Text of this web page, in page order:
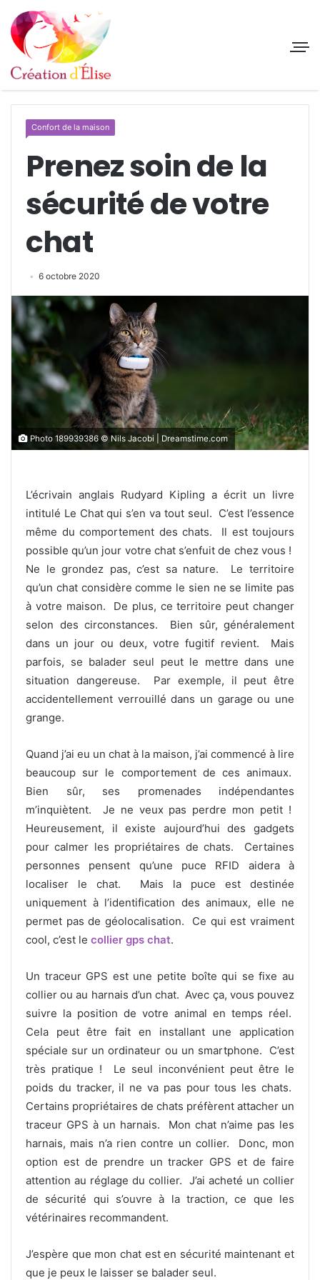
Confort de la maison
Prenez soin de la
sécurité de votre
chat
6 octobre 2020
Photo 189939386 © Nils Jacobi | Dreamstime.com
L’écrivain anglais Rudyard Kipling a écrit un livre
intitulé Le Chat qui s’en va tout seul. C’est l’essence
même du comportement des chats. Il est toujours
possible qu’un jour votre chat s’enfuit de chez vous !
Ne le grondez pas, c’est sa nature. Le territoire
qu’un chat considère comme le sien ne se limite pas
à votre maison. De plus, ce territoire peut changer
selon des circonstances. Bien sûr, généralement
dans un jour ou deux, votre fugitif revient. Mais
parfois, se balader seul peut le mettre dans une
situation dangereuse. Par exemple, il peut être
accidentellement verrouillé dans un garage ou une
grange.
Quand j’ai eu un chat à la maison, j’ai commencé à lire
beaucoup sur le comportement de ces animaux.
Bien sûr, ses promenades indépendantes
m’inquiètent. Je ne veux pas perdre mon petit !
Heureusement, il existe aujourd’hui des gadgets
pour calmer les propriétaires de chats. Certaines
personnes pensent qu’une puce RFID aidera à
localiser le chat. Mais la puce est destinée
uniquement à l’identification des animaux, elle ne
permet pas de géolocalisation. Ce qui est vraiment
cool, c’est le collier gps chat.
Un traceur GPS est une petite boîte qui se fixe au
collier ou au harnais d’un chat. Avec ça, vous pouvez
suivre la position de votre animal en temps réel.
Cela peut être fait en installant une application
spéciale sur un ordinateur ou un smartphone. C’est
très pratique ! Le seul inconvénient peut être le
poids du tracker, il ne va pas pour tous les chats.
Certains propriétaires de chats préfèrent attacher un
traceur GPS à un harnais. Mon chat n’aime pas les
harnais, mais n’a rien contre un collier. Donc, mon
option est de prendre un tracker GPS et de faire
attention au réglage du collier. J’ai acheté un collier
de sécurité qui s’ouvre à la traction, ce que les
vétérinaires recommandent.
J’espère que mon chat est en sécurité maintenant et
que je peux le laisser se balader seul.